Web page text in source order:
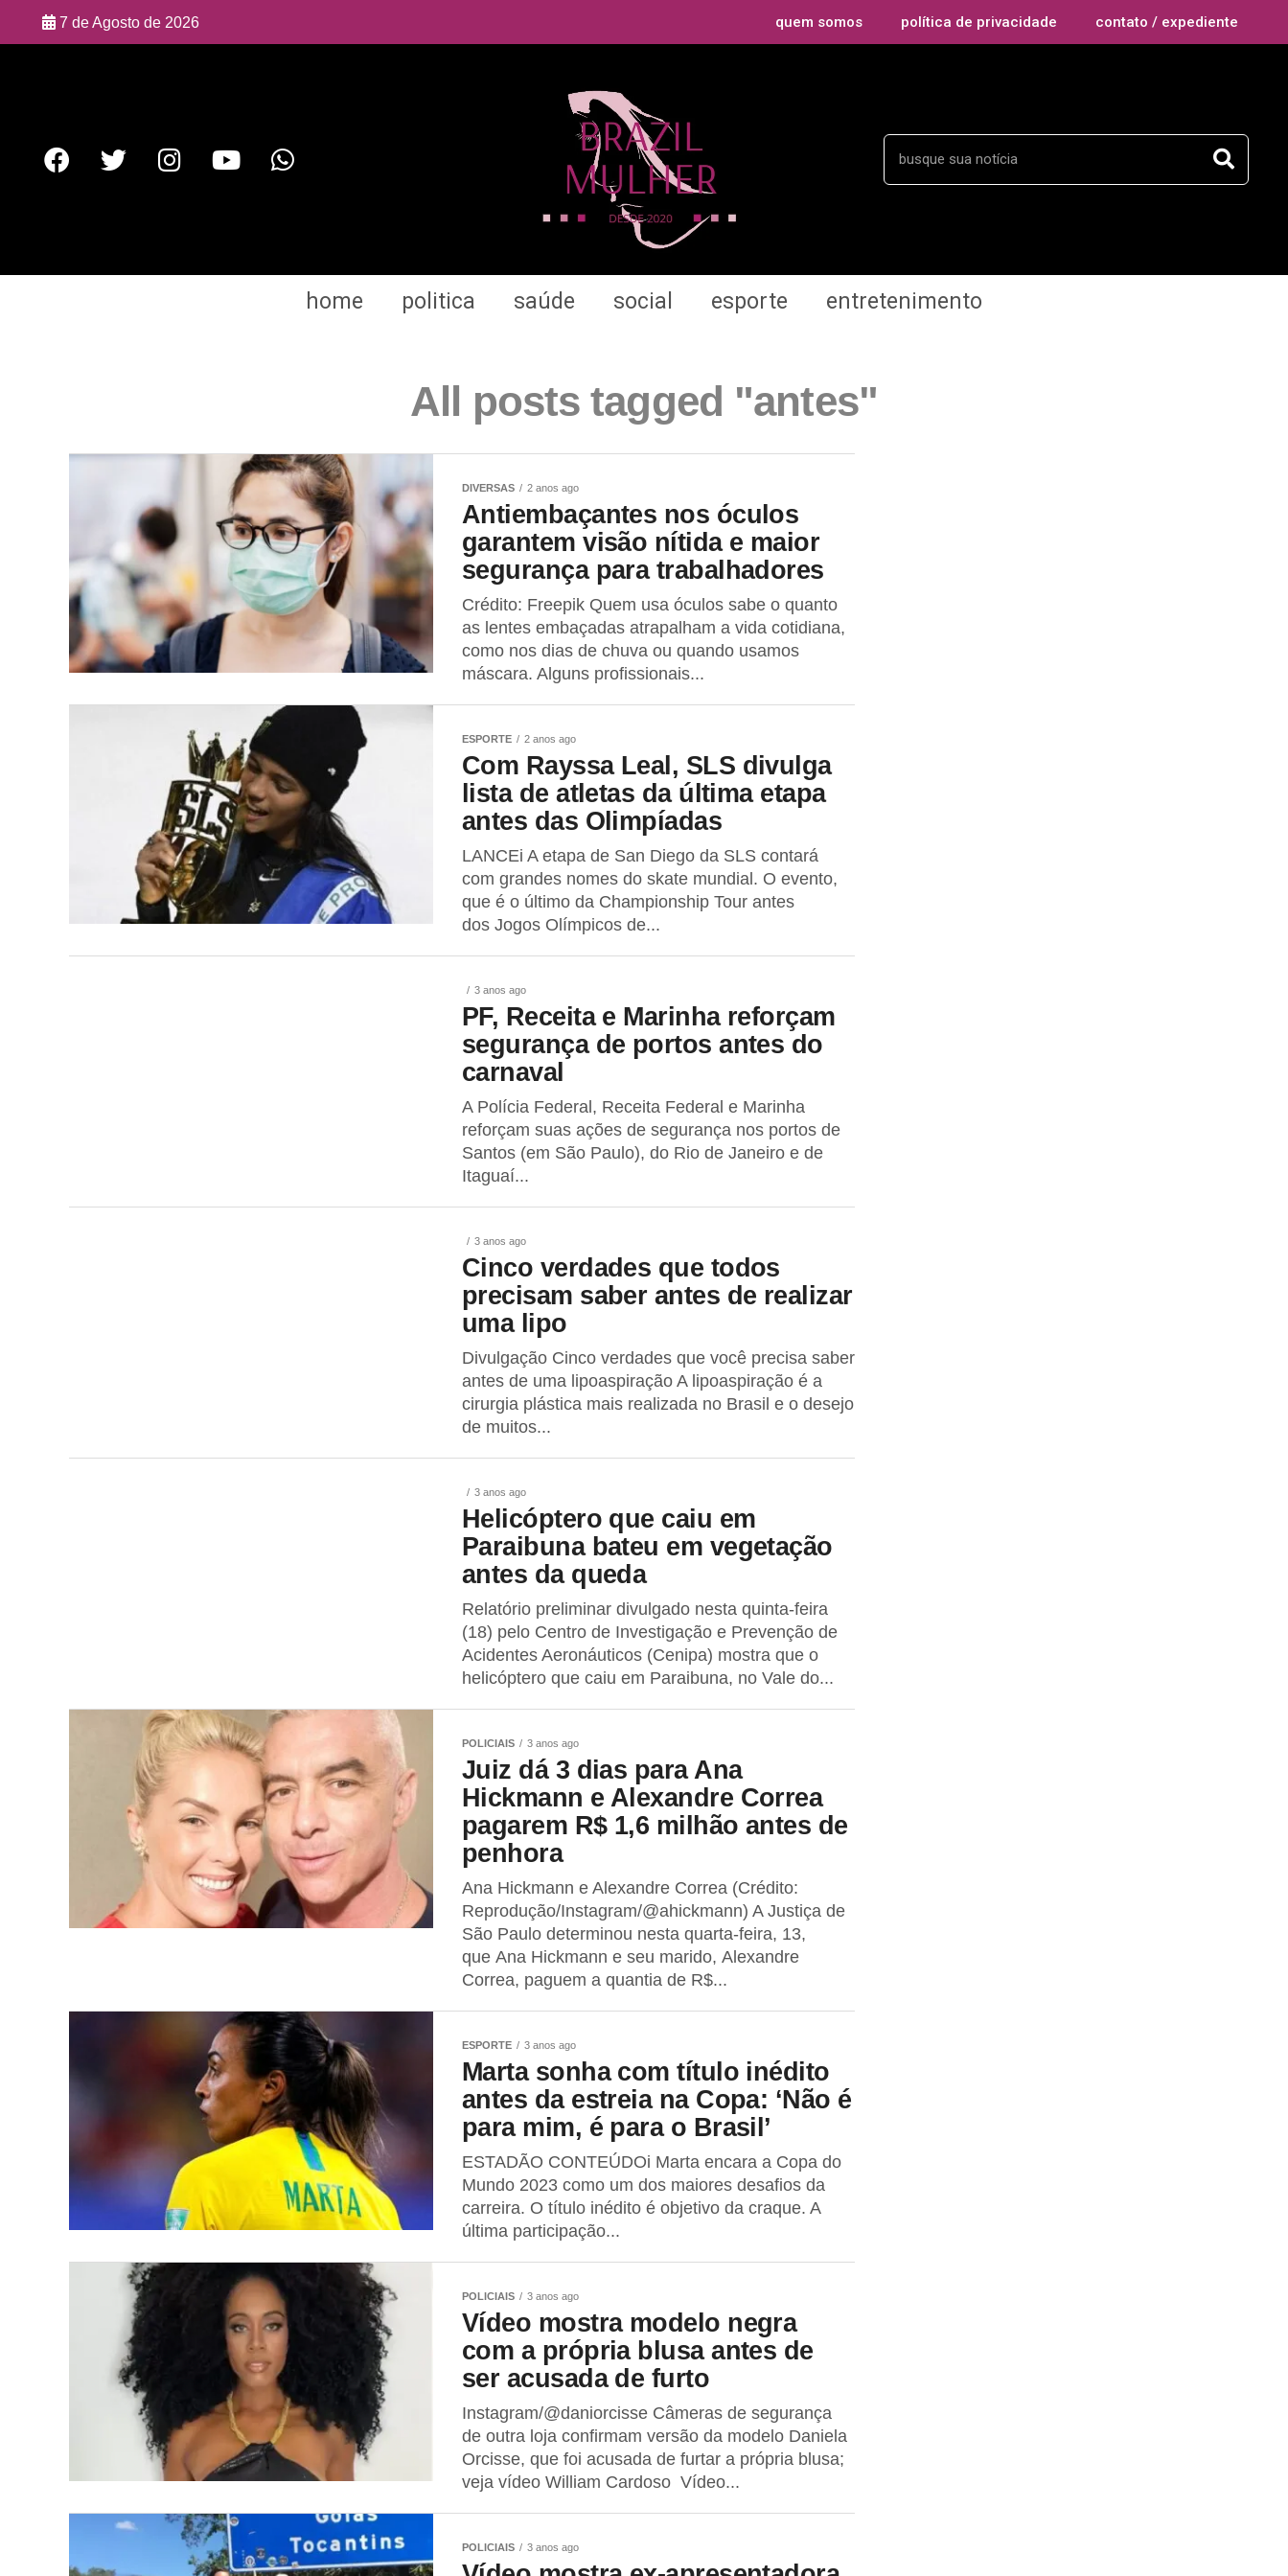
7 de Agosto de 2026 quem somos política de privacidade contato / expediente
home politica saúde social esporte entretenimento
All posts tagged "antes"
DIVERSAS 2 anos ago
Antiembaçantes nos óculos
garantem visão nítida e maior
segurança para trabalhadores
Crédito: Freepik Quem usa óculos sabe o quanto
as lentes embaçadas atrapalham a vida cotidiana,
como nos dias de chuva ou quando usamos
máscara. Alguns profissionais...
ESPORTE 2 anos ago
Com Rayssa Leal, SLS divulga
lista de atletas da última etapa
antes das Olimpíadas
LANCEi A etapa de San Diego da SLS contará
com grandes nomes do skate mundial. O evento,
que é o último da Championship Tour antes
dos Jogos Olímpicos de...
3 anos ago
PF, Receita e Marinha reforçam
segurança de portos antes do
carnaval
A Polícia Federal, Receita Federal e Marinha
reforçam suas ações de segurança nos portos de
Santos (em São Paulo), do Rio de Janeiro e de
Itaguaí...
3 anos ago
Cinco verdades que todos
precisam saber antes de realizar
uma lipo
Divulgação Cinco verdades que você precisa saber
antes de uma lipoaspiração A lipoaspiração é a
cirurgia plástica mais realizada no Brasil e o desejo
de muitos...
3 anos ago
Helicóptero que caiu em
Paraibuna bateu em vegetação
antes da queda
Relatório preliminar divulgado nesta quinta-feira
(18) pelo Centro de Investigação e Prevenção de
Acidentes Aeronáuticos (Cenipa) mostra que o
helicóptero que caiu em Paraibuna, no Vale do...
POLICIAIS 3 anos ago
Juiz dá 3 dias para Ana
Hickmann e Alexandre Correa
pagarem R$ 1,6 milhão antes de
penhora
Ana Hickmann e Alexandre Correa (Crédito:
Reprodução/Instagram/@ahickmann) A Justiça de
São Paulo determinou nesta quarta-feira, 13,
que Ana Hickmann e seu marido, Alexandre
Correa, paguem a quantia de R$...
ESPORTE 3 anos ago
Marta sonha com título inédito
antes da estreia na Copa: ‘Não é
para mim, é para o Brasil’
ESTADÃO CONTEÚDOi Marta encara a Copa do
Mundo 2023 como um dos maiores desafios da
carreira. O título inédito é objetivo da craque. A
última participação...
POLICIAIS 3 anos ago
Vídeo mostra modelo negra
com a própria blusa antes de
ser acusada de furto
Instagram/@daniorcisse Câmeras de segurança
de outra loja confirmam versão da modelo Daniela
Orcisse, que foi acusada de furtar a própria blusa;
veja vídeo William Cardoso Vídeo...
POLICIAIS 3 anos ago